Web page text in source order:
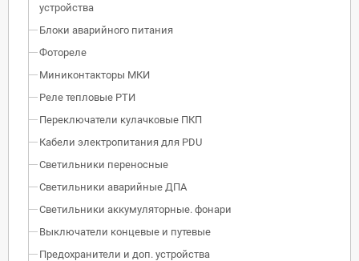
устройства
Блоки аварийного питания
Фотореле
Миниконтакторы МКИ
Реле тепловые РТИ
Переключатели кулачковые ПКП
Кабели электропитания для PDU
Светильники переносные
Светильники аварийные ДПА
Светильники аккумуляторные. фонари
Выключатели концевые и путевые
Предохранители и доп. устройства